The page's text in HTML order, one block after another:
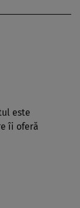
este
îi oferă